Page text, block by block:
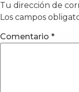
Tu dirección de
Los campos
Comentario *